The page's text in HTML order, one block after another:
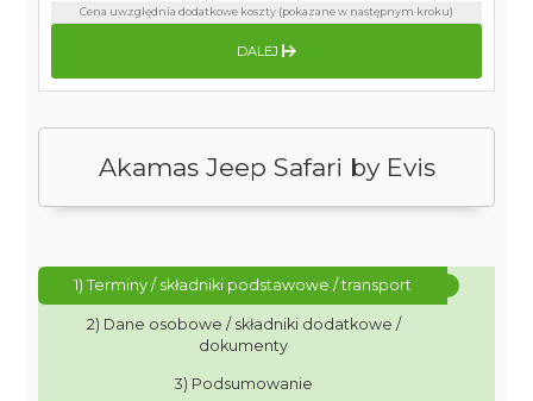
Akamas Jeep Safari by Evis
1) Terminy / składniki podstawowe / transport
2) Dane osobowe / składniki dodatkowe /
dokumenty
3) Podsumowanie
Cena uwzględnia dodatkowe koszty (pokazane w następnym kroku)
DALEJ